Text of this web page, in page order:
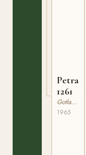
Petra
1261
Gotlandsruss
1965